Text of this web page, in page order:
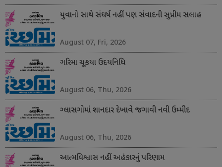
યુવાનો સાથે સંઘર્ષ નહીં પણ સંવાદની સુપ્રીમ સલાહ
August 07, Fri, 2026
ગરિમા ચૂકયા ઉદયનિધિ
August 06, Thu, 2026
ગ્લાસગોમાં શાનદાર દેખાવે જગાવી નવી ઉમ્મીદ
August 06, Thu, 2026
આત્મવિશ્વાસ નહીં અહંકારનું પરિણામ